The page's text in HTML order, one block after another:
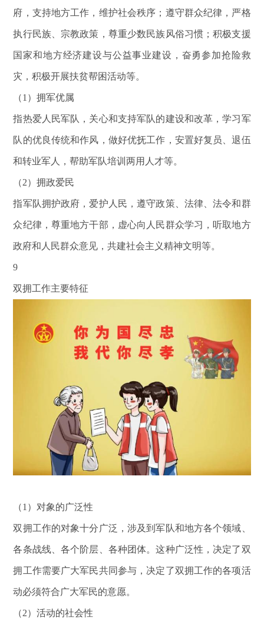
府，支持地方工作，维护社会秩序；遵守群众纪律，严格
执行民族、宗教政策，尊重少数民族风俗习惯；积极支援
国家和地方经济建设与公益事业建设，奋勇参加抢险救
灾，积极开展扶贫帮困活动等。
（1）拥军优属
指热爱人民军队，关心和支持军队的建设和改革，学习军
队的优良传统和作风，做好优抚工作，安置好复员、退伍
和转业军人，帮助军队培训两用人才等。
（2）拥政爱民
指军队拥护政府，爱护人民，遵守政策、法律、法令和群
众纪律，尊重地方干部，虚心向人民群众学习，听取地方
政府和人民群众意见，共建社会主义精神文明等。
9
双拥工作主要特征
（1）对象的广泛性
双拥工作的对象十分广泛，涉及到军队和地方各个领域、
各条战线、各个阶层、各种团体。这种广泛性，决定了双
拥工作需要广大军民共同参与，决定了双拥工作的各项活
动必须符合广大军民的意愿。
（2）活动的社会性